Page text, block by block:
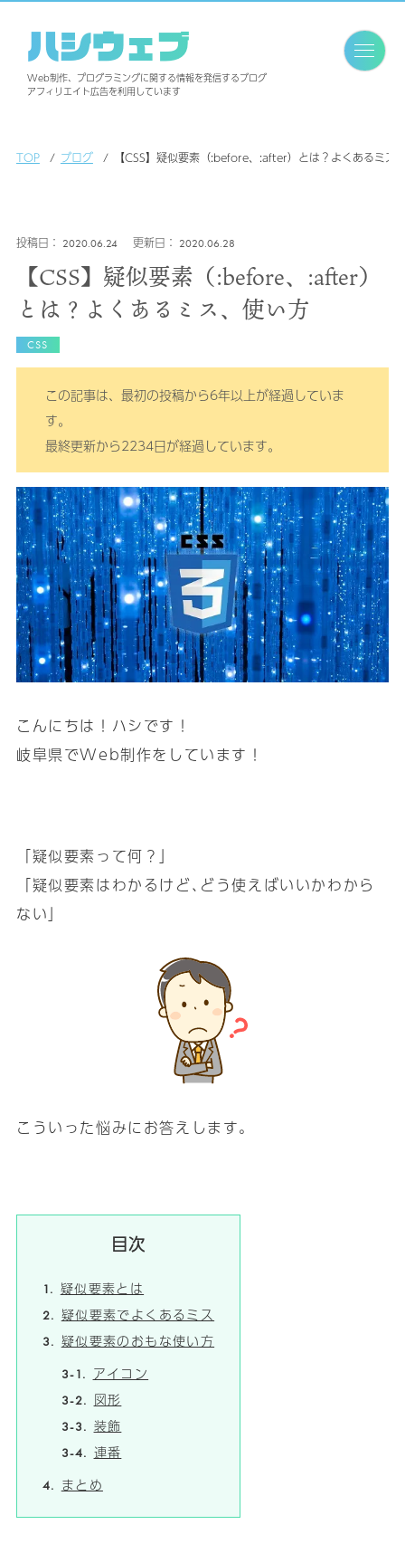
ハシウェブ
Web制作、プログラミングに関する情報を発信するブログ
アフィリエイト広告を利用しています
TOP ブログ 【CSS】疑似要素（:before、:after）とは？よくあるミス
2020.06.24 2020.06.28
【CSS】疑似要素（:before、:after）
とは？よくあるミス、使い方
CSS
この記事は、最初の投稿から6年以上が経過していま
す。
最終更新から2234日が経過しています。
「疑似要素って何？」
「疑似要素はわかるけど､どう使えばいいかわから
ない」
こういった悩みにお答えします｡
目次
疑似要素とは
疑似要素でよくあるミス
疑似要素のおもな使い方
アイコン
図形
装飾
連番
まとめ